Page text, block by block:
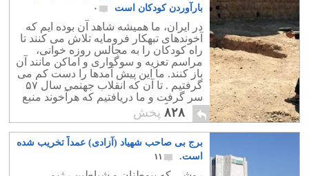
بارآوردن کودکان است
۰
در ایران، ما همیشه شاهد آن بوده ایم که
آخوندهای تبهکار فرومایه تلاش می کنند تا
راه کودکان را به مجالس روزه خوانی،
مراسم تعزیه و سوگواری و اماکن مانند آن
باز کنند. ما این پیش آمدها را دست کم می
گرفتیم . تا آن که انقلاب جهنمی سال ۵۷
سر گرفت و ما دریافتیم که هرآخوند منبع
فساد و گمراه کردن کودکان است.
۸۲۸ پخش
برج بی صاحب شهیاد (آزادی) عمداً تخریب شده
است.
۱۱